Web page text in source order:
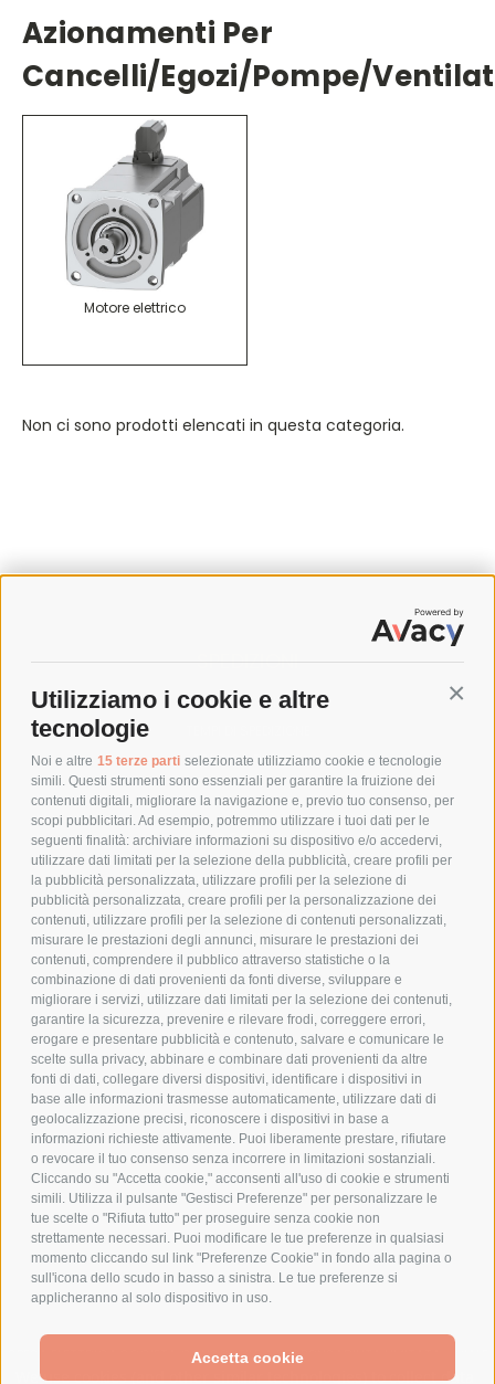
Utilizziamo i cookie e altre
tecnologie
Noi e altre 15 terze parti selezionate utilizziamo cookie e tecnologie
simili. Questi strumenti sono essenziali per garantire la fruizione dei
contenuti digitali, migliorare la navigazione e, previo tuo consenso, per
scopi pubblicitari. Ad esempio, potremmo utilizzare i tuoi dati per le
seguenti finalità: archiviare informazioni su dispositivo e/o accedervi,
utilizzare dati limitati per la selezione della pubblicità, creare profili per
la pubblicità personalizzata, utilizzare profili per la selezione di
pubblicità personalizzata, creare profili per la personalizzazione dei
contenuti, utilizzare profili per la selezione di contenuti personalizzati,
misurare le prestazioni degli annunci, misurare le prestazioni dei
contenuti, comprendere il pubblico attraverso statistiche o la
combinazione di dati provenienti da fonti diverse, sviluppare e
migliorare i servizi, utilizzare dati limitati per la selezione dei contenuti,
garantire la sicurezza, prevenire e rilevare frodi, correggere errori,
erogare e presentare pubblicità e contenuto, salvare e comunicare le
scelte sulla privacy, abbinare e combinare dati provenienti da altre
fonti di dati, collegare diversi dispositivi, identificare i dispositivi in
base alle informazioni trasmesse automaticamente, utilizzare dati di
geolocalizzazione precisi, riconoscere i dispositivi in base a
informazioni richieste attivamente. Puoi liberamente prestare, rifiutare
o revocare il tuo consenso senza incorrere in limitazioni sostanziali.
Cliccando su "Accetta cookie," acconsenti all'uso di cookie e strumenti
simili. Utilizza il pulsante "Gestisci Preferenze" per personalizzare le
tue scelte o "Rifiuta tutto" per proseguire senza cookie non
strettamente necessari. Puoi modificare le tue preferenze in qualsiasi
momento cliccando sul link "Preferenze Cookie" in fondo alla pagina o
sull'icona dello scudo in basso a sinistra. Le tue preferenze si
applicheranno al solo dispositivo in uso.
Accetta cookie
Azionamenti Per
Cancelli/egozi/pompe/
Motore elettrico
Non ci sono prodotti elencati in questa categoria.
SPEDIZIONI
COSTI DI SPEDIZIONE
POLITICA DI RESO
POLICY
PRIVACY POLICY
COOKIE POLICY
PAGAMENTI SICURI
AZIENDA
CHI SIAMO
MARCHI TRATTATI
CONDOMINI
Bonifico
Bancario
SPESA ELETTRICA SOCIETA CONSORTILE A RESPONSABILITA LIMITATA - VIALE
MILANOFIORI, STRADA 4 - PALAZZO A5 20057, ASSAGO MILANO - PARTITA IVA
We use cookies (and other similar technologies) to collect data